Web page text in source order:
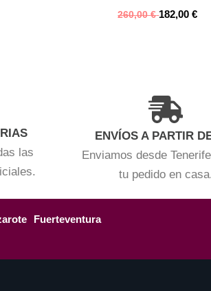
260,00€ 182,00€
las
ENVÍOS A PARTIR
Enviamos desde
tu pedido en casa.
Fuerteventura